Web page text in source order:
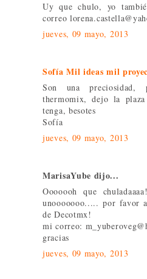
Uy que chulo, yo
correo
jueves, 09 mayo, 2013
Sofía Mil ideas mil
Son una
thermomix, dejo la
tenga, besotes
Sofía
jueves, 09 mayo, 2013
MarisaYube dijo...
Ooooooh que
unooooooo..... por favor
de Decotmx!
mi correo:
gracias
jueves, 09 mayo, 2013